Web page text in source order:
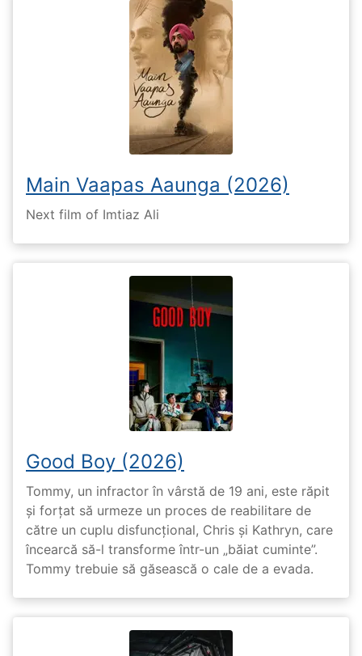
Main Vaapas Aaunga (2026)
Next film of Imtiaz Ali
Good Boy (2026)
Tommy, un infractor în vârstă de 19 ani, este răpit
și forțat să urmeze un proces de reabilitare de
către un cuplu disfuncțional, Chris și Kathryn, care
încearcă să-l transforme într-un „băiat cuminte”.
Tommy trebuie să găsească o cale de a evada.